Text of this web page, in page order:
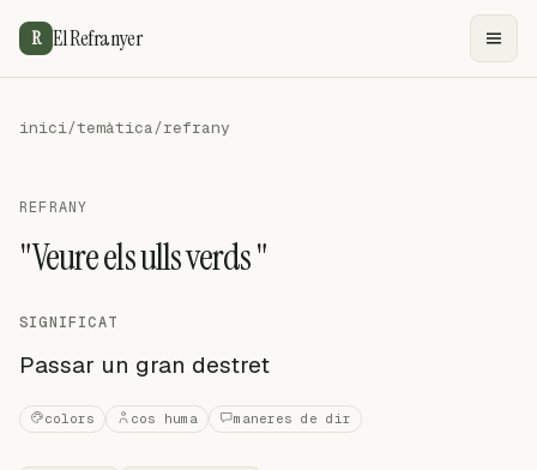
R El Refranyer
inici/temàtica/refrany
REFRANY
"Veure els ulls verds "
SIGNIFICAT
Passar un gran destret
colors cos huma maneres de dir